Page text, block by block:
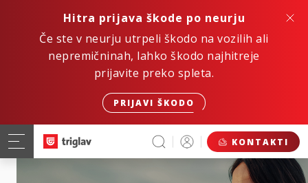
Hitra prijava škode po neurju
Če ste v neurju utrpeli škodo na vozilih ali
nepremičninah, lahko škodo najhitreje
prijavite preko spleta.
PRIJAVI ŠKODO
KONTAKTI